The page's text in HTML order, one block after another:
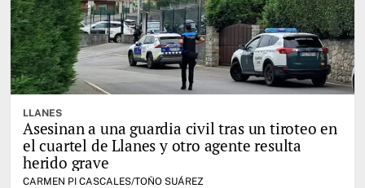
LLANES
Asesinan a una guardia civil tras un tiroteo en
el cuartel de Llanes y otro agente resulta
herido grave
CARMEN PI CASCALES/TOÑO SUÁREZ